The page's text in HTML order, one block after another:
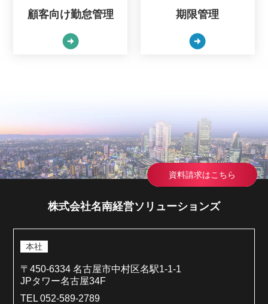
顧客向け勤怠管理
arrow_circle_right
期限管理
arrow_circle_right
資料請求はこちら
株式会社名南経営ソリューションズ
本社
〒450-6334 名古屋市中村区名駅1-1-1
JPタワー名古屋34F
TEL 052-589-2789